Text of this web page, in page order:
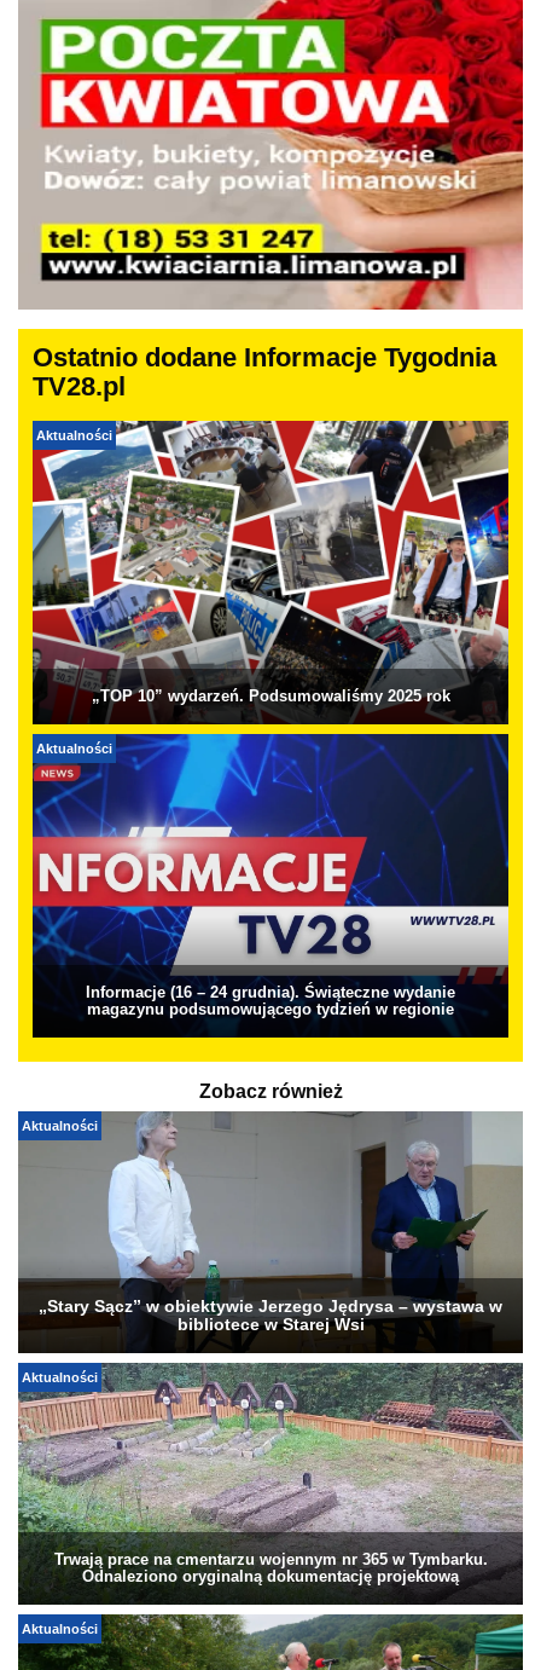
Ostatnio dodane Informacje Tygodnia
TV28.pl
Aktualności
„TOP 10” wydarzeń. Podsumowaliśmy 2025 rok
Aktualności
Informacje (16 – 24 grudnia). Świąteczne wydanie
magazynu podsumowującego tydzień w regionie
Zobacz również
Aktualności
„Stary Sącz” w obiektywie Jerzego Jędrysa – wystawa w
bibliotece w Starej Wsi
Aktualności
Trwają prace na cmentarzu wojennym nr 365 w Tymbarku.
Odnaleziono oryginalną dokumentację projektową
Aktualności